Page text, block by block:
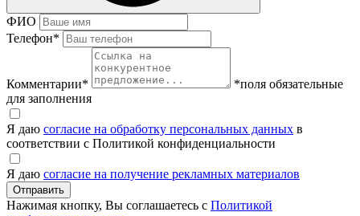
ФИО
Телефон*
Комментарии*
*поля обязательные
для заполнения
Я даю согласие на обработку персональных данных в
соответствии с Политикой конфиденциальности
Я даю согласие на получение рекламных материалов
Нажимая кнопку, Вы соглашаетесь с Политикой